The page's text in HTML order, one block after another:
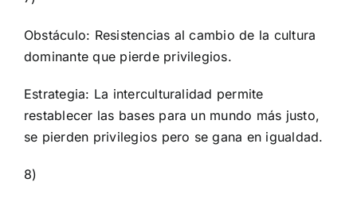
Obstáculo: Resistencias al cambio de la cultura
dominante que pierde privilegios.
Estrategia: La interculturalidad permite
restablecer las bases para un mundo más justo,
se pierden privilegios pero se gana en igualdad.
8)